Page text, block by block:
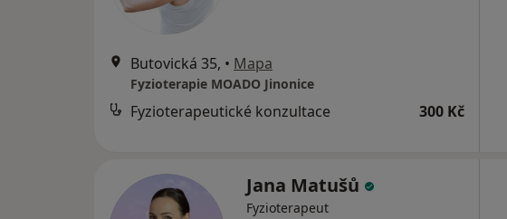
Butovická 35, • Mapa
Fyzioterapie MOADO Jinonice
Fyzioterapeutické konzultace 300 Kč
Jana Matušů
Fyzioterapeut